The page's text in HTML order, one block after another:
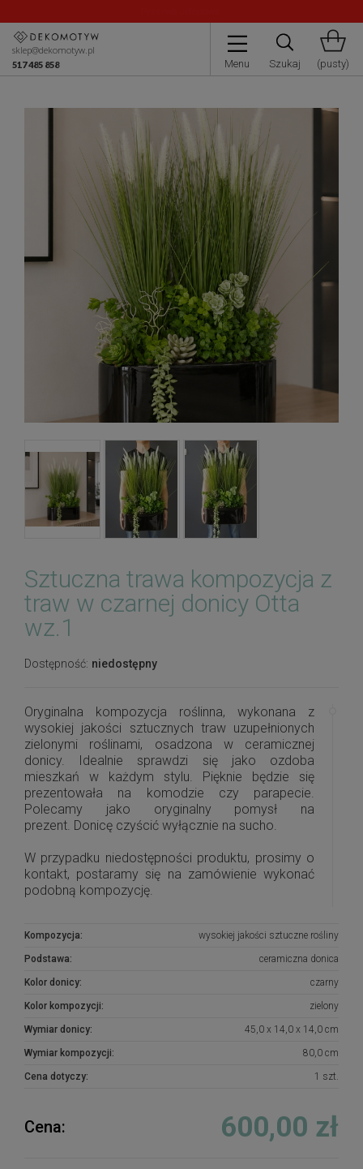
wysyłce zamówień
Menu Szukaj (pusty)
sklep@dekomotyw.pl
517 485 858
Sztuczna trawa kompozycja z
traw w czarnej donicy Otta
wz.1
Dostępność: niedostępny
Oryginalna kompozycja roślinna, wykonana z
wysokiej jakości sztucznych traw uzupełnionych
zielonymi roślinami, osadzona w ceramicznej
donicy. Idealnie sprawdzi się jako ozdoba
mieszkań w każdym stylu. Pięknie będzie się
prezentowała na komodzie czy parapecie.
Polecamy jako oryginalny pomysł na
prezent. Donicę czyścić wyłącznie na sucho.
W przypadku niedostępności produktu, prosimy o
kontakt, postaramy się na zamówienie wykonać
podobną kompozycję.
Kompozycja: wysokiej jakości sztuczne rośliny
Podstawa: ceramiczna donica
Kolor donicy: czarny
Kolor kompozycji: zielony
Wymiar donicy: 45,0 x 14,0 x 14,0 cm
Wymiar kompozycji: 80,0 cm
Cena dotyczy: 1 szt.
Cena: 600,00 zł